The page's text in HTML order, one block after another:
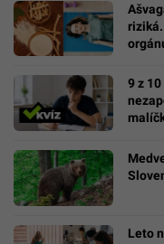
9 z
Leto